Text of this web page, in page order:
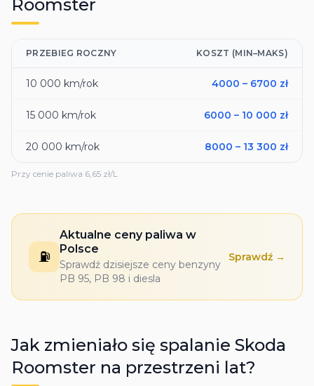
Roomster
PRZEBIEG ROCZNY KOSZT (MIN–MAKS)
10 000 km/rok 4000 – 6700 zł
15 000 km/rok 6000 – 10 000 zł
20 000 km/rok 8000 – 13 300 zł
Przy cenie paliwa 6,65 zł/L
⛽
Aktualne ceny paliwa w
Polsce
Sprawdź dzisiejsze ceny benzyny
PB 95, PB 98 i diesla
Sprawdź →
Jak zmieniało się spalanie Skoda
Roomster na przestrzeni lat?